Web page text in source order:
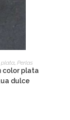
plata, Perlas
color plata
dulce